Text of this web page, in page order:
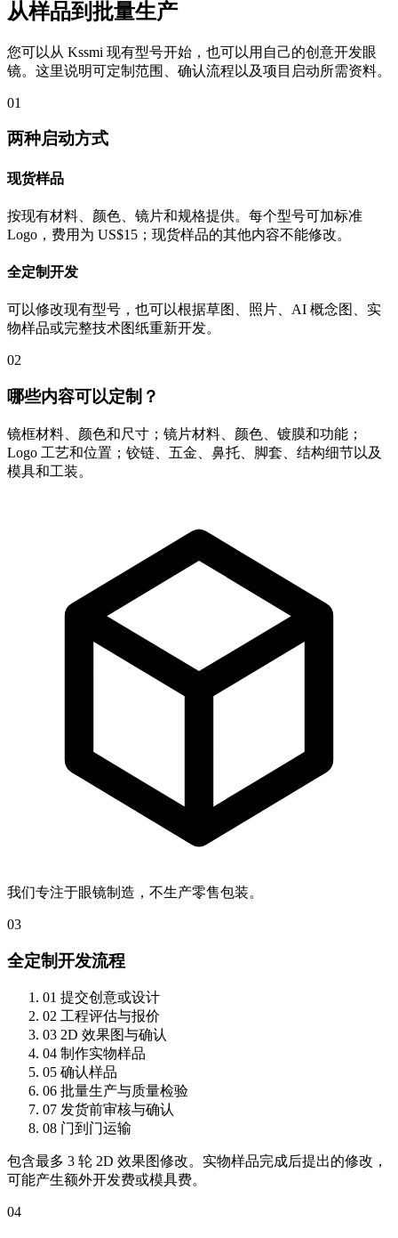
从样品到批量生产
您可以从 Kssmi 现有型号开始，也可以用自己的创意开发眼
镜。这里说明可定制范围、确认流程以及项目启动所需资料。
01
两种启动方式
现货样品
按现有材料、颜色、镜片和规格提供。每个型号可加标准
Logo，费用为 US$15；现货样品的其他内容不能修改。
全定制开发
可以修改现有型号，也可以根据草图、照片、AI 概念图、实
物样品或完整技术图纸重新开发。
02
哪些内容可以定制？
镜框材料、颜色和尺寸；镜片材料、颜色、镀膜和功能；
Logo 工艺和位置；铰链、五金、鼻托、脚套、结构细节以及
模具和工装。
我们专注于眼镜制造，不生产零售包装。
03
全定制开发流程
01 提交创意或设计
02 工程评估与报价
03 2D 效果图与确认
04 制作实物样品
05 确认样品
06 批量生产与质量检验
07 发货前审核与确认
08 门到门运输
包含最多 3 轮 2D 效果图修改。实物样品完成后提出的修改，
可能产生额外开发费或模具费。
04